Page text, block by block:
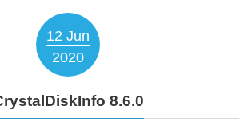
12 Jun
2020
8.6.0